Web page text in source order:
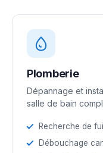
Plomberie
Dépannage et
salle de bain
Recherche de
Débouchage